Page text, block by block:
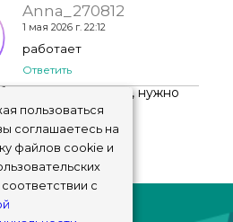
Anna_270812
1 мая 2026 г. 22:12
работает
Ответить
комментарий, нужно
!
пользоваться
соглашаетесь на
файлов cookie и
с